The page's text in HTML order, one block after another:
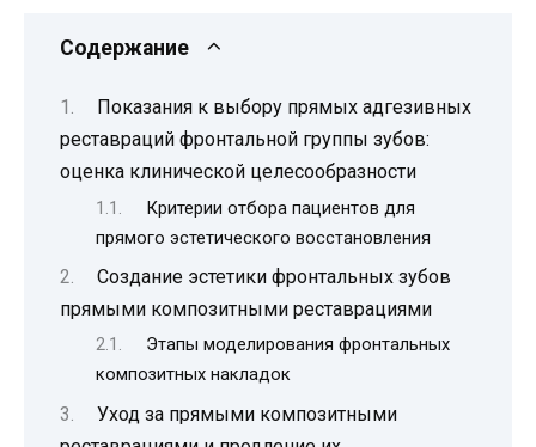
Содержание
Показания к выбору прямых адгезивных
реставраций фронтальной группы зубов:
оценка клинической целесообразности
Критерии отбора пациентов для
прямого эстетического восстановления
Создание эстетики фронтальных зубов
прямыми композитными реставрациями
Этапы моделирования фронтальных
композитных накладок
Уход за прямыми композитными